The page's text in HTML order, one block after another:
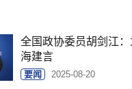
全国政协委员胡剑江
海建言
要闻 2025-08-20